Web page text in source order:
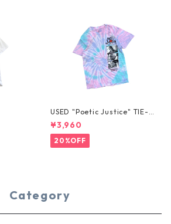
USED "Poetic Justice" TIE-D
YE TEE
¥3,960
20%OFF
Category